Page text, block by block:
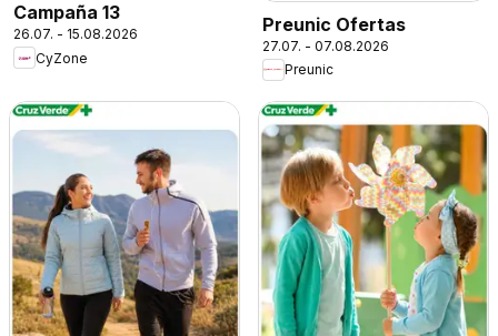
Campaña 13
26.07. - 15.08.2026
CyZone
Preunic Ofertas
27.07. - 07.08.2026
Preunic